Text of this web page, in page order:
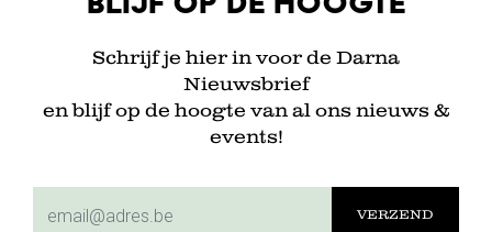
Schrijf je hier in voor de Darna
Nieuwsbrief
en blijf op de hoogte van al ons nieuws &
events!